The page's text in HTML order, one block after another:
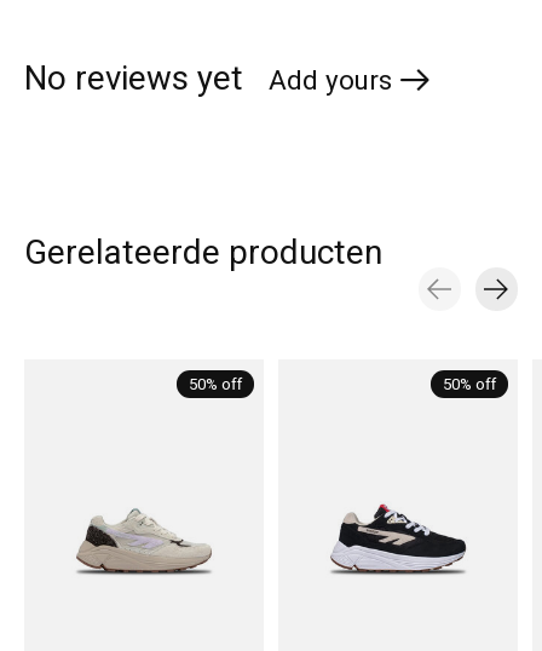
No reviews yet Add yours
Gerelateerde producten
50% off 50% off